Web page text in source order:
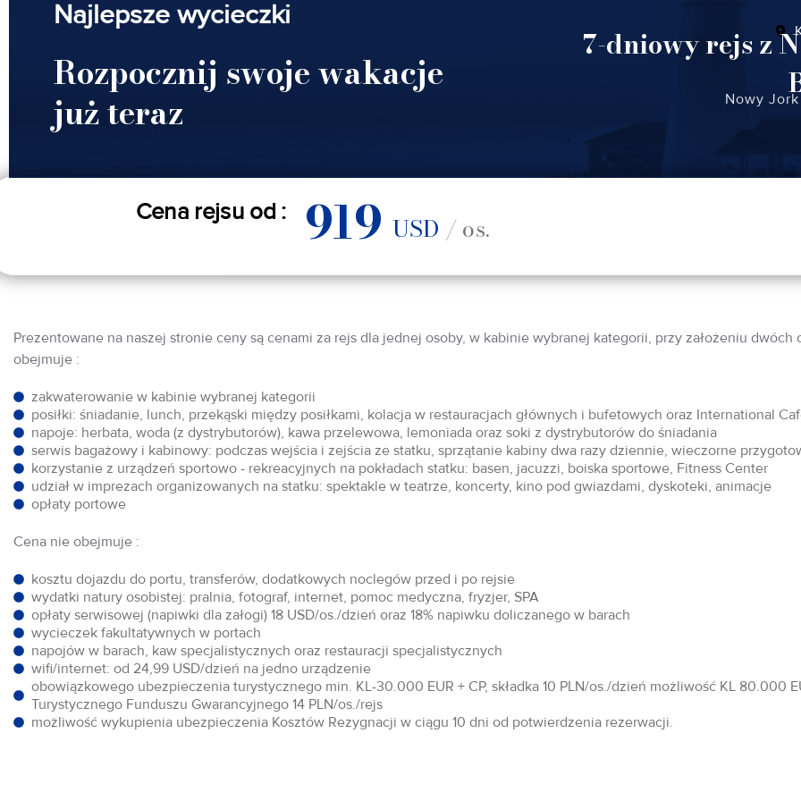
Najlepsze wycieczki
Rozpocznij swoje wakacje
już teraz
7-dniowy rejs z
Nowy
Cena rejsu od : 919USD / os.
Prezentowane na naszej stronie ceny są cenami za rejs dla jednej osoby, w kabinie wybranej kategorii, przy założeniu
obejmuje :
zakwaterowanie w kabinie wybranej kategorii
posiłki: śniadanie, lunch, przekąski między posiłkami, kolacja w restauracjach głównych i bufetowych oraz International
napoje: herbata, woda (z dystrybutorów), kawa przelewowa, lemoniada oraz soki z dystrybutorów do śniadania
serwis bagażowy i kabinowy: podczas wejścia i zejścia ze statku, sprzątanie kabiny dwa razy dziennie, wieczorne
korzystanie z urządzeń sportowo - rekreacyjnych na pokładach statku: basen, jacuzzi, boiska sportowe, Fitness Center
udział w imprezach organizowanych na statku: spektakle w teatrze, koncerty, kino pod gwiazdami, dyskoteki, animacje
opłaty portowe
Cena nie obejmuje :
kosztu dojazdu do portu, transferów, dodatkowych noclegów przed i po rejsie
wydatki natury osobistej: pralnia, fotograf, internet, pomoc medyczna, fryzjer, SPA
opłaty serwisowej (napiwki dla załogi) 18 USD/os./dzień oraz 18% napiwku doliczanego w barach
wycieczek fakultatywnych w portach
napojów w barach, kaw specjalistycznych oraz restauracji specjalistycznych
wifi/internet: od 24,99 USD/dzień na jedno urządzenie
obowiązkowego ubezpieczenia turystycznego min. KL-30.000 EUR + CP, składka 10 PLN/os./dzień możliwość KL 80.000
Turystycznego Funduszu Gwarancyjnego 14 PLN/os./rejs
możliwość wykupienia ubezpieczenia Kosztów Rezygnacji w ciągu 10 dni od potwierdzenia rezerwacji.